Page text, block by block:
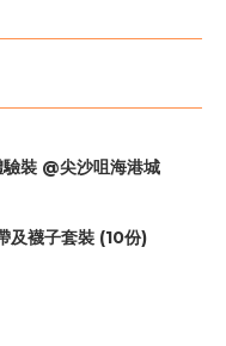
裝 @尖沙咀海港城
及襪子套裝 (10份)